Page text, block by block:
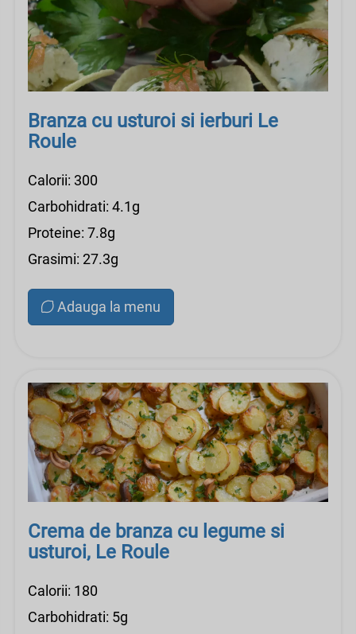
Branza cu usturoi si ierburi Le
Roule
Calorii: 300
Carbohidrati: 4.1g
Proteine: 7.8g
Grasimi: 27.3g
Adauga la menu
Crema de branza cu legume si
usturoi, Le Roule
Calorii: 180
Carbohidrati: 5g